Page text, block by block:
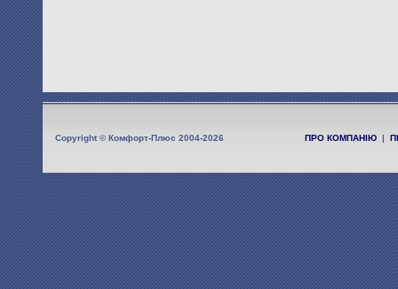
Copyright © Комфорт-Плюс 2004-2026 ПРО КОМПАНІЮ